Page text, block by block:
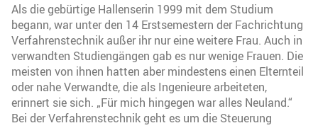
Als die gebürtige Hallenserin 1999 mit dem Studium
begann, war unter den 14 Erstsemestern der Fachrichtung
Verfahrenstechnik außer ihr nur eine weitere Frau. Auch in
verwandten Studiengängen gab es nur wenige Frauen. Die
meisten von ihnen hatten aber mindestens einen Elternteil
oder nahe Verwandte, die als Ingenieure arbeiteten,
erinnert sie sich. „Für mich hingegen war alles Neuland.“
Bei der Verfahrenstechnik geht es um die Steuerung